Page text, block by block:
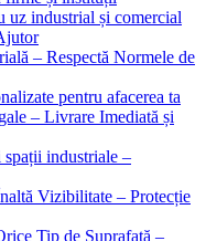
uz industrial și comercial
– Respectă Normele de
pentru afacerea ta
– Livrare Imediată și
industriale –
Vizibilitate – Protecție
Tip de Suprafață –